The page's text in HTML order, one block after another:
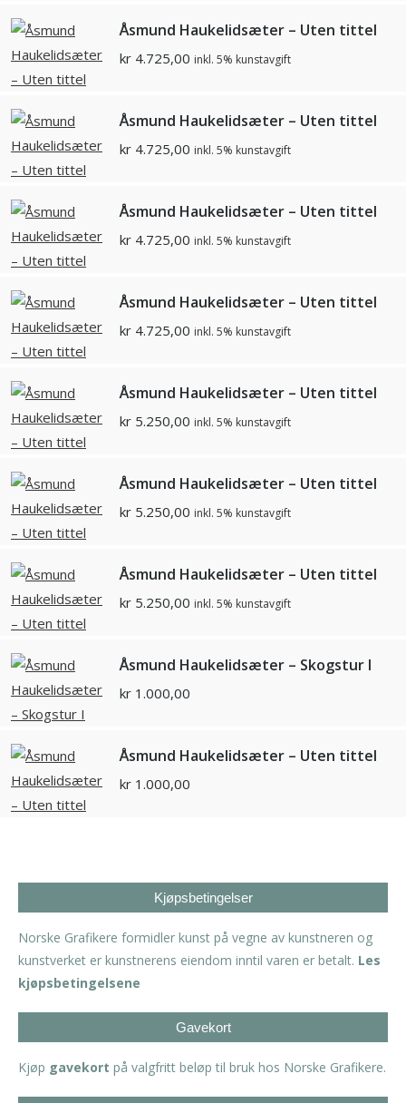
Åsmund Haukelidsæter – Uten tittel
kr 4.725,00 inkl. 5% kunstavgift
Åsmund Haukelidsæter – Uten tittel
kr 4.725,00 inkl. 5% kunstavgift
Åsmund Haukelidsæter – Uten tittel
kr 4.725,00 inkl. 5% kunstavgift
Åsmund Haukelidsæter – Uten tittel
kr 4.725,00 inkl. 5% kunstavgift
Åsmund Haukelidsæter – Uten tittel
kr 5.250,00 inkl. 5% kunstavgift
Åsmund Haukelidsæter – Uten tittel
kr 5.250,00 inkl. 5% kunstavgift
Åsmund Haukelidsæter – Uten tittel
kr 5.250,00 inkl. 5% kunstavgift
Åsmund Haukelidsæter – Skogstur I
kr 1.000,00
Åsmund Haukelidsæter – Uten tittel
kr 1.000,00
Kjøpsbetingelser
Norske Grafikere formidler kunst på vegne av kunstneren og
kunstverket er kunstnerens eiendom inntil varen er betalt. Les
kjøpsbetingelsene
Gavekort
Kjøp gavekort på valgfritt beløp til bruk hos Norske Grafikere.